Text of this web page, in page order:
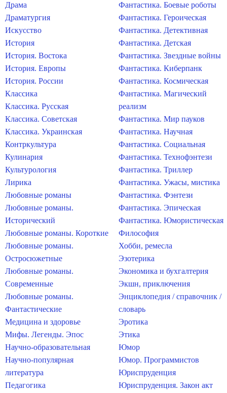
Драма
Драматургия
Искусство
История
История. Востока
История. Европы
История. России
Классика
Классика. Русская
Классика. Советская
Классика. Украинская
Контркультура
Кулинария
Культурология
Лирика
Любовные романы
Любовные романы.
Исторический
Любовные романы. Короткие
Любовные романы.
Остросюжетные
Любовные романы.
Современные
Любовные романы.
Фантастические
Медицина и здоровье
Мифы. Легенды. Эпос
Научно-образовательная
Научно-популярная
литература
Педагогика
Фантастика. Боевые роботы
Фантастика. Героическая
Фантастика. Детективная
Фантастика. Детская
Фантастика. Звездные войны
Фантастика. Киберпанк
Фантастика. Космическая
Фантастика. Магический
реализм
Фантастика. Мир пауков
Фантастика. Научная
Фантастика. Социальная
Фантастика. Технофэнтези
Фантастика. Триллер
Фантастика. Ужасы, мистика
Фантастика. Фэнтези
Фантастика. Эпическая
Фантастика. Юмористическая
Философия
Хобби, ремесла
Эзотерика
Экономика и бухгалтерия
Экшн, приключения
Энциклопедия / справочник /
словарь
Эротика
Этика
Юмор
Юмор. Программистов
Юриспруденция
Юриспруденция. Закон акт